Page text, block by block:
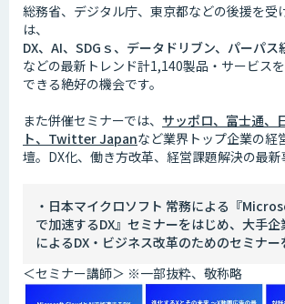
総務省、デジタル庁、東京都などの後援を受
は、
DX、AI、SDGｓ、データドリブン、パーパス
などの最新トレンド計1,140製品・サービス
できる絶好の機会です。
また併催セミナーでは、 サッポロ、富士通、
ト、Twitter Japanなど業界トップ企業の経
壇。DX化、働き方改革、経営課題解決の最新
・日本マイクロソフト 常務による『
で加速するDX』セミナーをはじめ、大手
によるDX・ビジネス改革のためのセミナー
＜セミナー講師＞ ※一部抜粋、敬称略